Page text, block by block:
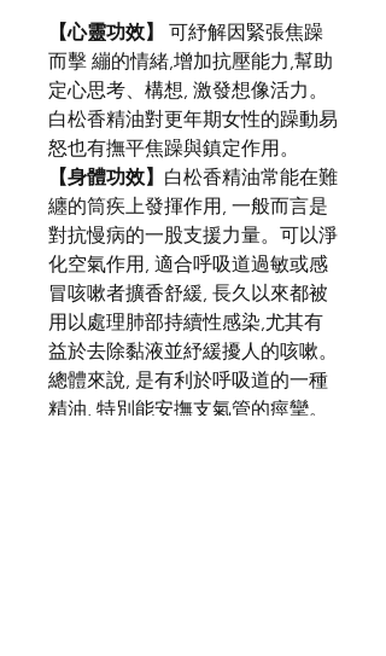
【心靈功效】
可紓解因緊張焦躁
而擊 繃的情緒,增加抗壓能力,幫助
定心思考、構想, 激發想像活力。
白松香精油對更年期女性的躁動易
怒也有撫平焦躁與鎮定作用。
【身體功效】 白松香精油常能在難
纏的筒疾上發揮作用, 一般而言是
對抗慢病的一股支援力量。可以淨
化空氣作用, 適合呼吸道過敏或感
冒咳嗽者擴香舒緩, 長久以來都被
用以處理肺部持續性感染,尤其有
益於去除黏液並紓緩擾人的咳嗽。
總體來說, 是有利於呼吸道的一種
精油, 特別能安撫支氣管的痙攣。